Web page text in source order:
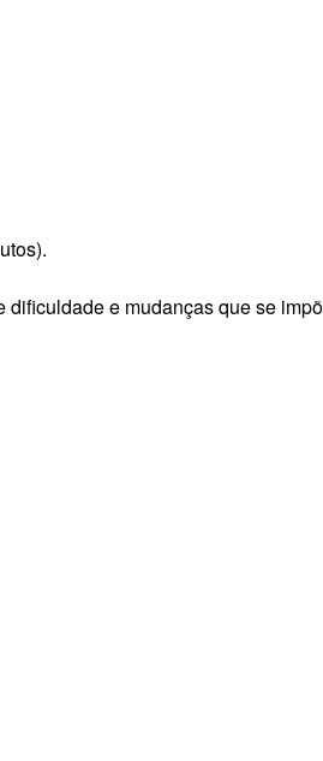
e mudanças que se